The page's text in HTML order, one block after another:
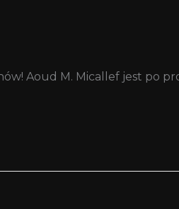
Aoud M. Micallef jest po